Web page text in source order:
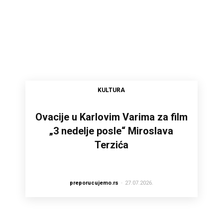
KULTURA
Ovacije u Karlovim Varima za film
„3 nedelje posle“ Miroslava
Terzića
preporucujemo.rs - 27.07.2026.